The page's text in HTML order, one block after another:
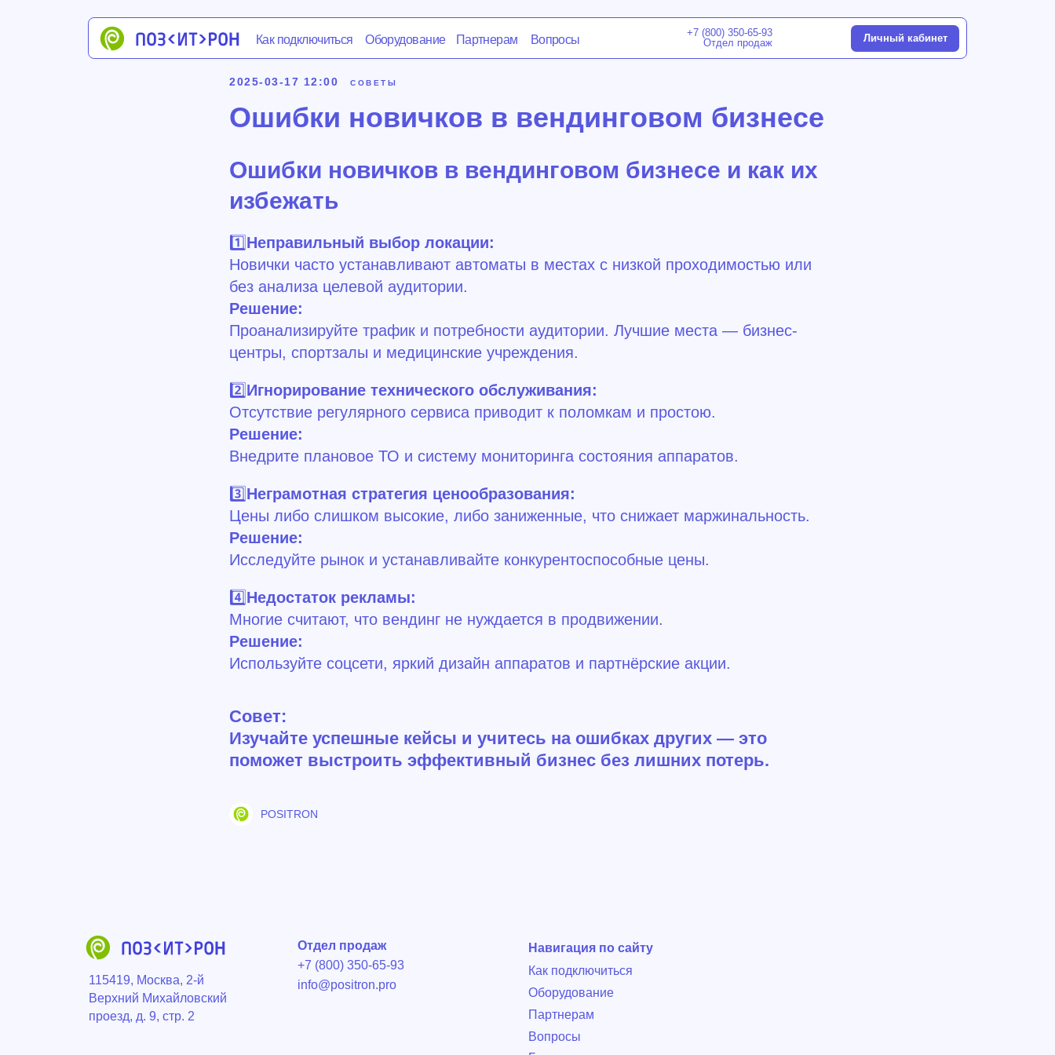
+7 (800) 350-65-93
Отдел продаж
Как подключиться Партнерам
Оборудование Вопросы Личный кабинет
2025-03-17 12:00 СОВЕТЫ
Ошибки новичков в вендинговом бизнесе
Ошибки новичков в вендинговом бизнесе и как их
избежать
1️⃣Неправильный выбор локации:
Новички часто устанавливают автоматы в местах с низкой проходимостью или
без анализа целевой аудитории.
Решение:
Проанализируйте трафик и потребности аудитории. Лучшие места — бизнес-
центры, спортзалы и медицинские учреждения.
2️⃣Игнорирование технического обслуживания:
Отсутствие регулярного сервиса приводит к поломкам и простою.
Решение:
Внедрите плановое ТО и систему мониторинга состояния аппаратов.
3️⃣Неграмотная стратегия ценообразования:
Цены либо слишком высокие, либо заниженные, что снижает маржинальность.
Решение:
Исследуйте рынок и устанавливайте конкурентоспособные цены.
4️⃣Недостаток рекламы:
Многие считают, что вендинг не нуждается в продвижении.
Решение:
Используйте соцсети, яркий дизайн аппаратов и партнёрские акции.
Совет:
Изучайте успешные кейсы и учитесь на ошибках других — это
поможет выстроить эффективный бизнес без лишних потерь.
POSITRON
Рабочие часы
© Все права защищены
2025 ПОЗИТРОН